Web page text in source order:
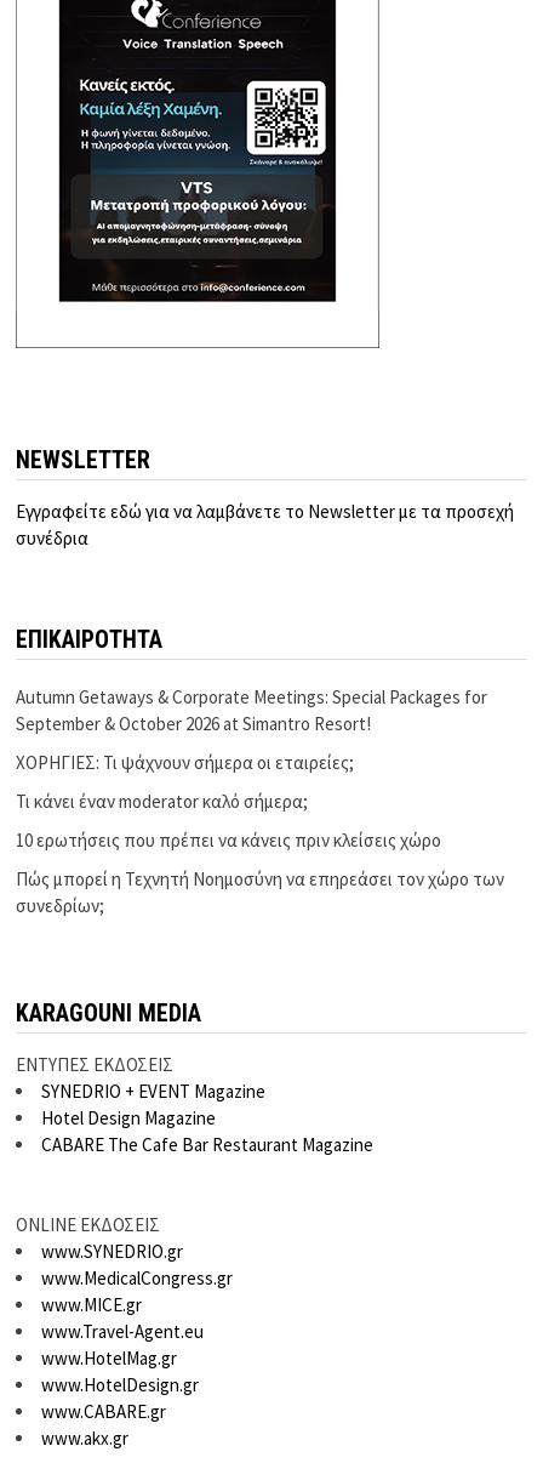
NEWSLETTER
Εγγραφείτε εδώ για να λαμβάνετε το Newsletter με τα προσεχή
συνέδρια
ΕΠΙΚΑΙΡΟΤΗΤΑ
Autumn Getaways & Corporate Meetings: Special Packages for
September & October 2026 at Simantro Resort!
ΧΟΡΗΓΙΕΣ: Τι ψάχνουν σήμερα οι εταιρείες;
Τι κάνει έναν moderator καλό σήμερα;
10 ερωτήσεις που πρέπει να κάνεις πριν κλείσεις χώρο
Πώς μπορεί η Τεχνητή Νοημοσύνη να επηρεάσει τον χώρο των
συνεδρίων;
KARAGOUNI MEDIA
ΕΝΤΥΠΕΣ ΕΚΔΟΣΕΙΣ
SYNEDRIO + EVENT Magazine
Hotel Design Magazine
CABARE The Cafe Bar Restaurant Magazine
ONLINE ΕΚΔΟΣΕΙΣ
www.SYNEDRIO.gr
www.MedicalCongress.gr
www.MICE.gr
www.Travel-Agent.eu
www.HotelMag.gr
www.HotelDesign.gr
www.CABARE.gr
www.akx.gr